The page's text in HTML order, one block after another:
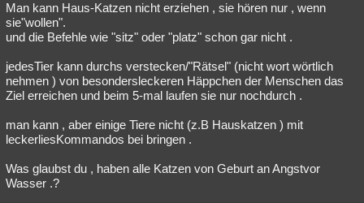
Man kann Haus-Katzen nicht erziehen , sie hören nur , wenn
sie"wollen".
und die Befehle wie "sitz" oder "platz" schon gar nicht .
jedesTier kann durchs verstecken/"Rätsel" (nicht wort wörtlich
nehmen ) von besondersleckeren Häppchen der Menschen das
Ziel erreichen und beim 5-mal laufen sie nur nochdurch .
man kann , aber einige Tiere nicht (z.B Hauskatzen ) mit
leckerliesKommandos bei bringen .
Was glaubst du , haben alle Katzen von Geburt an Angstvor
Wasser .?